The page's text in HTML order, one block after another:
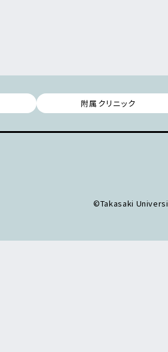
附属クリニック
©Takasaki